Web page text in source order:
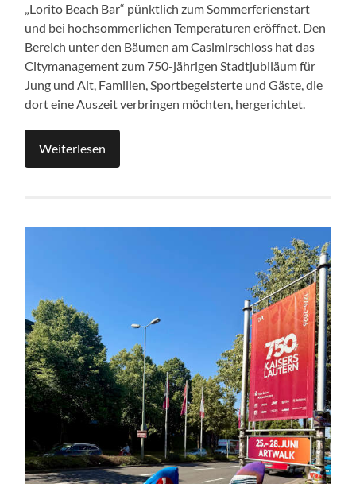
„Lorito Beach Bar“ pünktlich zum Sommerferienstart
und bei hochsommerlichen Temperaturen eröffnet. Den
Bereich unter den Bäumen am Casimirschloss hat das
Citymanagement zum 750-jährigen Stadtjubiläum für
Jung und Alt, Familien, Sportbegeisterte und Gäste, die
dort eine Auszeit verbringen möchten, hergerichtet.
Weiterlesen